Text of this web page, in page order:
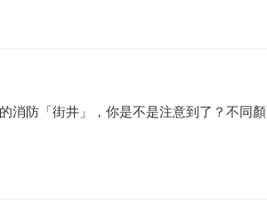
消防「街井」，你是不是注意到了？不同顏